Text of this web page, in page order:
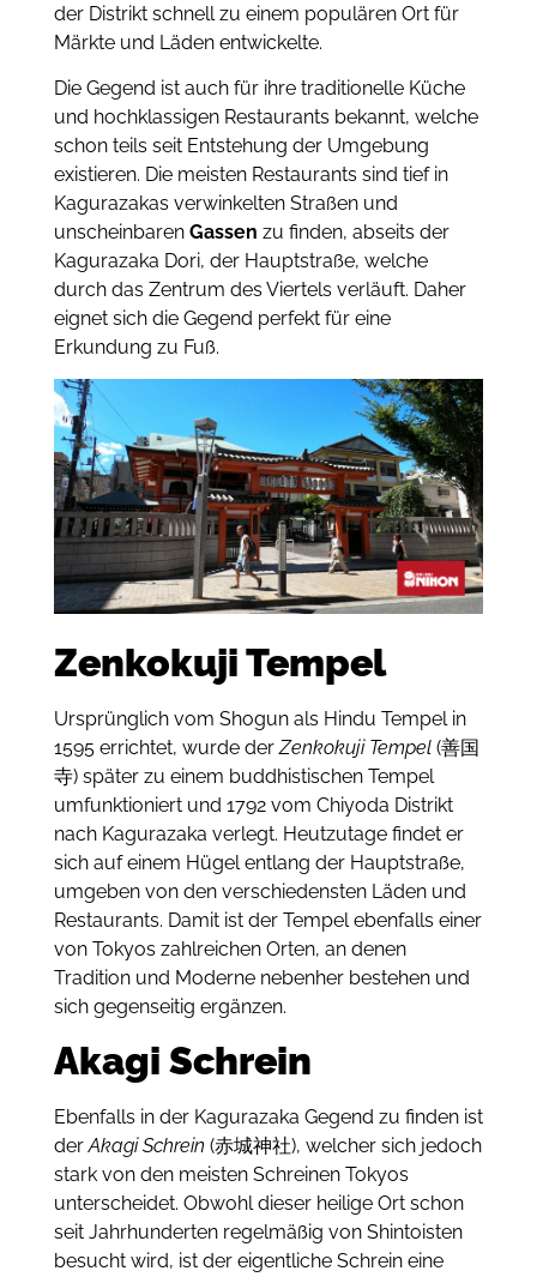
der Distrikt schnell zu einem populären Ort für
Märkte und Läden entwickelte.
Die Gegend ist auch für ihre traditionelle Küche
und hochklassigen Restaurants bekannt, welche
schon teils seit Entstehung der Umgebung
existieren. Die meisten Restaurants sind tief in
Kagurazakas verwinkelten Straßen und
unscheinbaren Gassen zu finden, abseits der
Kagurazaka Dori, der Hauptstraße, welche
durch das Zentrum des Viertels verläuft. Daher
eignet sich die Gegend perfekt für eine
Erkundung zu Fuß.
Zenkokuji Tempel
Ursprünglich vom Shogun als Hindu Tempel in
1595 errichtet, wurde der Zenkokuji Tempel(善国
寺) später zu einem buddhistischen Tempel
umfunktioniert und 1792 vom Chiyoda Distrikt
nach Kagurazaka verlegt. Heutzutage findet er
sich auf einem Hügel entlang der Hauptstraße,
umgeben von den verschiedensten Läden und
Restaurants. Damit ist der Tempel ebenfalls einer
von Tokyos zahlreichen Orten, an denen
Tradition und Moderne nebenher bestehen und
sich gegenseitig ergänzen.
Akagi Schrein
Ebenfalls in der Kagurazaka Gegend zu finden ist
derAkagi Schrein (赤城神社), welcher sich jedoch
stark von den meisten Schreinen Tokyos
unterscheidet. Obwohl dieser heilige Ort schon
seit Jahrhunderten regelmäßig von Shintoisten
besucht wird, ist der eigentliche Schrein eine